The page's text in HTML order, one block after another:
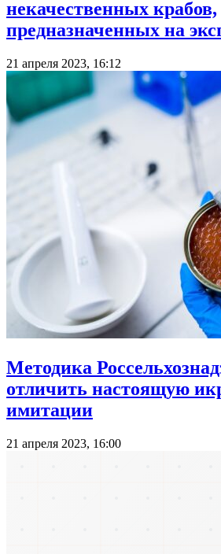
некачественных крабов,
предназначенных на
21 апреля 2023, 16:12
Методика
отличить настоящую
имитации
21 апреля 2023, 16:00